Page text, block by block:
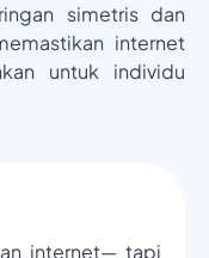
simetris dan
internet
untuk individu
internet— tapi